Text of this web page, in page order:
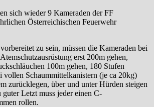
sich wieder 9 Kameraden der FF
Österreichischen Feuerwehr
zu sein, müssen die Kameraden bei
erst 200m gehen,
100m gehen, 180 Stufen
Schaummittelkanistern (je ca 20kg)
zurücklegen, über und unter Hürden steigen
Letzt muss jeder einen C-
rollen.